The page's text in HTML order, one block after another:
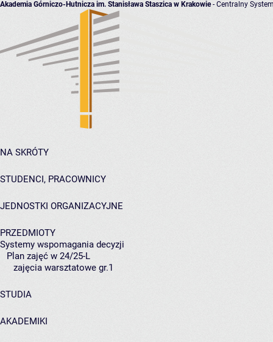
Akademia Górniczo-Hutnicza im. Stanisława Staszica w Krakowie- Centralny
NA SKRÓTY
STUDENCI, PRACOWNICY
JEDNOSTKI ORGANIZACYJNE
PRZEDMIOTY
Systemy wspomagania decyzji
Plan zajęć w 24/25-L
zajęcia warsztatowe gr.1
STUDIA
AKADEMIKI